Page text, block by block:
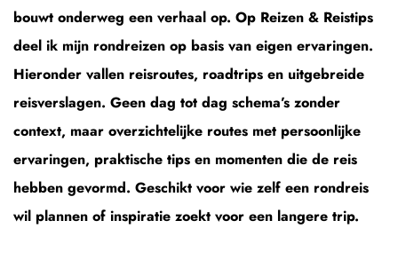
bouwt onderweg een verhaal op. Op Reizen & Reistips
deel ik mijn rondreizen op basis van eigen ervaringen.
Hieronder vallen reisroutes, roadtrips en uitgebreide
reisverslagen. Geen dag tot dag schema’s zonder
context, maar overzichtelijke routes met persoonlijke
ervaringen, praktische tips en momenten die de reis
hebben gevormd. Geschikt voor wie zelf een rondreis
wil plannen of inspiratie zoekt voor een langere trip.